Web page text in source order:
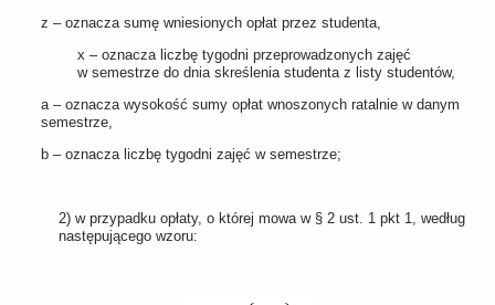
z – oznacza sumę wniesionych opłat przez studenta,
x – oznacza liczbę tygodni przeprowadzonych zajęć
w semestrze do dnia skreślenia studenta z listy studentów,
a – oznacza wysokość sumy opłat wnoszonych ratalnie w danym
semestrze,
b – oznacza liczbę tygodni zajęć w semestrze;
2) w przypadku opłaty, o której mowa w § 2 ust. 1 pkt 1, według
następującego wzoru: